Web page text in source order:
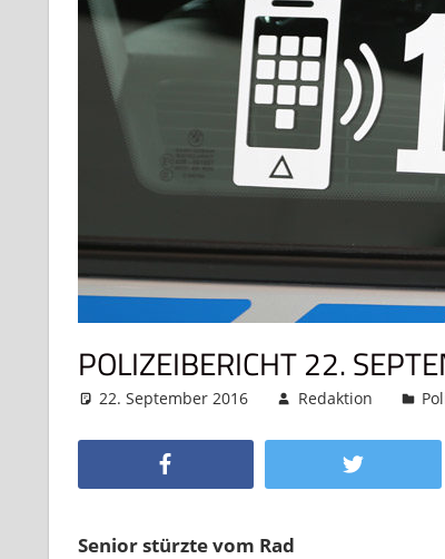
POLIZEIBERICHT 22.
22. September 2016 Redaktion
Twitter
Senior stürzte vom Rad